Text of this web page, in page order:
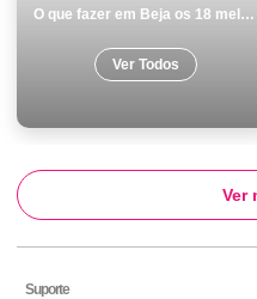
O que fazer em Beja os 18 melhores pontos turisticos
Ver Todos
Ver
Suporte